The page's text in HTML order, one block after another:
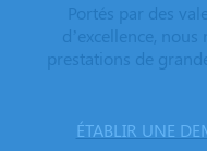
Portés par des
d’excellence,
prestations de
ÉTABLIR UNE